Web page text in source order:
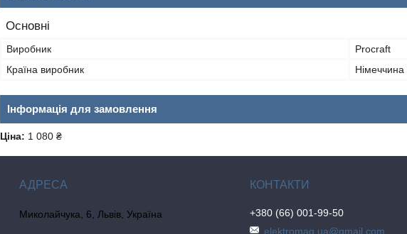
Основні
Виробник
Procraft
Країна виробник
Німеччина
Інформація для замовлення
Ціна: 1 080 ₴
Миколайчука, 6, Львів, Україна
+380 (66) 001-99-50
elektromag.ua@gmail.com